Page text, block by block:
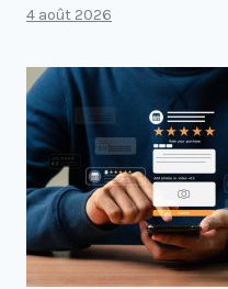
4 août 2026